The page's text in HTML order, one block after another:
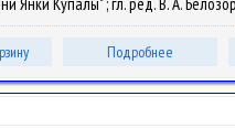
Подробнее